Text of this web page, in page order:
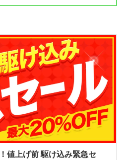
値上げ前 駆け込み緊急セ